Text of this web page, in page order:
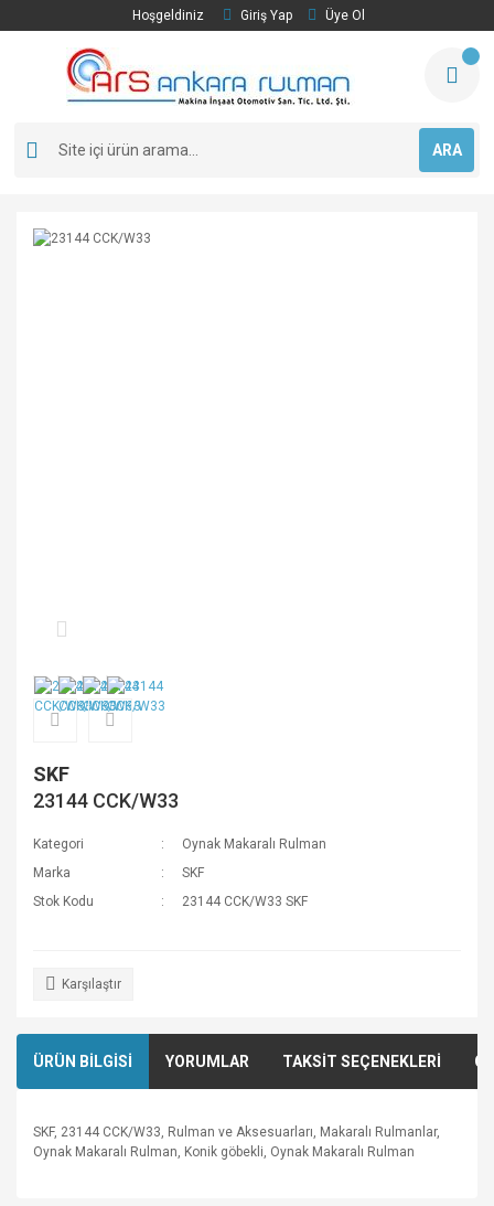
Hoşgeldiniz Giriş Yap Üye Ol
ARA
SKF
23144 CCK/W33
Kategori
Oynak Makaralı Rulman
Marka
SKF
Stok Kodu
23144 CCK/W33 SKF
Karşılaştır
ÜRÜN BİLGİSİ YORUMLAR TAKSİT SEÇENEKLERİ
SKF, 23144 CCK/W33, Rulman ve Aksesuarları, Makaralı Rulmanlar,
Oynak Makaralı Rulman, Konik göbekli, Oynak Makaralı Rulman